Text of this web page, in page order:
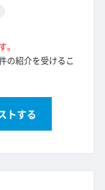
。
の紹介を受けるこ
トする